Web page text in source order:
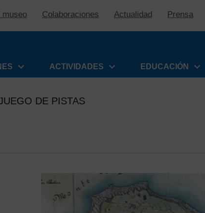
museo Colaboraciones Actualidad Prensa
ACTIVIDADES EDUCACIÓN
DE PISTAS